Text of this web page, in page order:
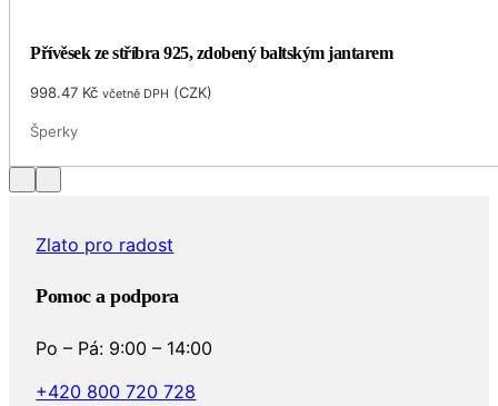
Přívěsek ze stříbra 925, zdobený baltským jantarem
998.47 Kč včetně DPH (CZK)
Šperky
Zlato pro radost
Pomoc a podpora
Po – Pá: 9:00 – 14:00
+420 800 720 728